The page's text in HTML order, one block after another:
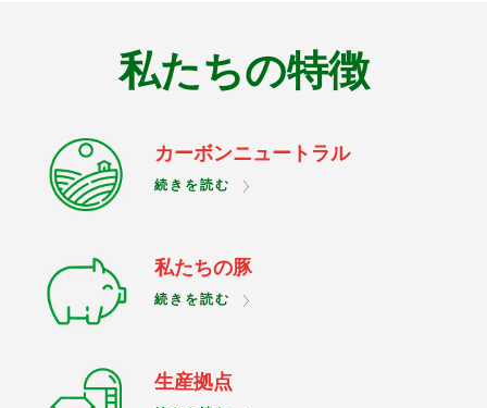
私たちの特徴
カーボンニュートラル
続きを読む
私たちの豚
続きを読む
生産拠点